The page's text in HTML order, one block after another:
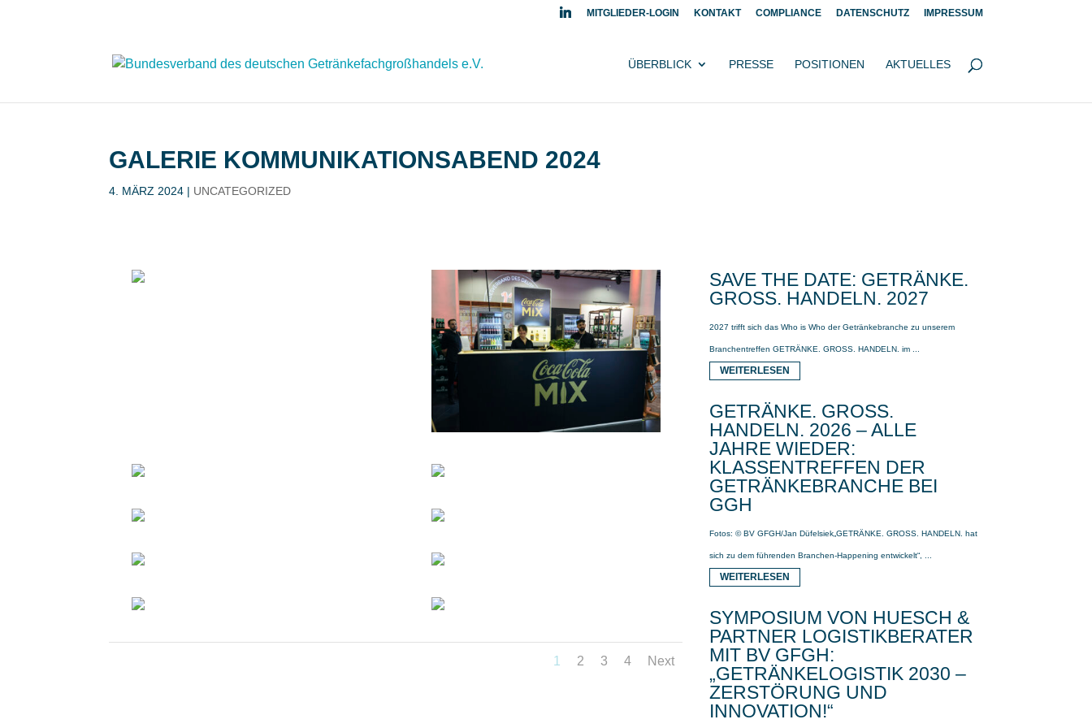
MITGLIEDER-LOGIN KONTAKT COMPLIANCE DATENSCHUTZ IMPRESSUM
ÜBERBLICK PRESSE POSITIONEN AKTUELLES
GALERIE KOMMUNIKATIONSABEND 2024
4. MÄRZ 2024 | UNCATEGORIZED
1 2 3 4 Next
SAVE THE DATE: GETRÄNKE.
GROSS. HANDELN. 2027
2027 trifft sich das Who is Who der Getränkebranche zu unserem
Branchentreffen GETRÄNKE. GROSS. HANDELN. im ...
WEITERLESEN
GETRÄNKE. GROSS.
HANDELN. 2026 – ALLE
JAHRE WIEDER:
KLASSENTREFFEN DER
GETRÄNKEBRANCHE BEI
GGH
Fotos: © BV GFGH/Jan Düfelsiek„GETRÄNKE. GROSS. HANDELN. hat
sich zu dem führenden Branchen-Happening entwickelt“, ...
WEITERLESEN
SYMPOSIUM VON HUESCH &
PARTNER LOGISTIKBERATER
MIT BV GFGH:
„GETRÄNKELOGISTIK 2030 –
ZERSTÖRUNG UND
INNOVATION!“